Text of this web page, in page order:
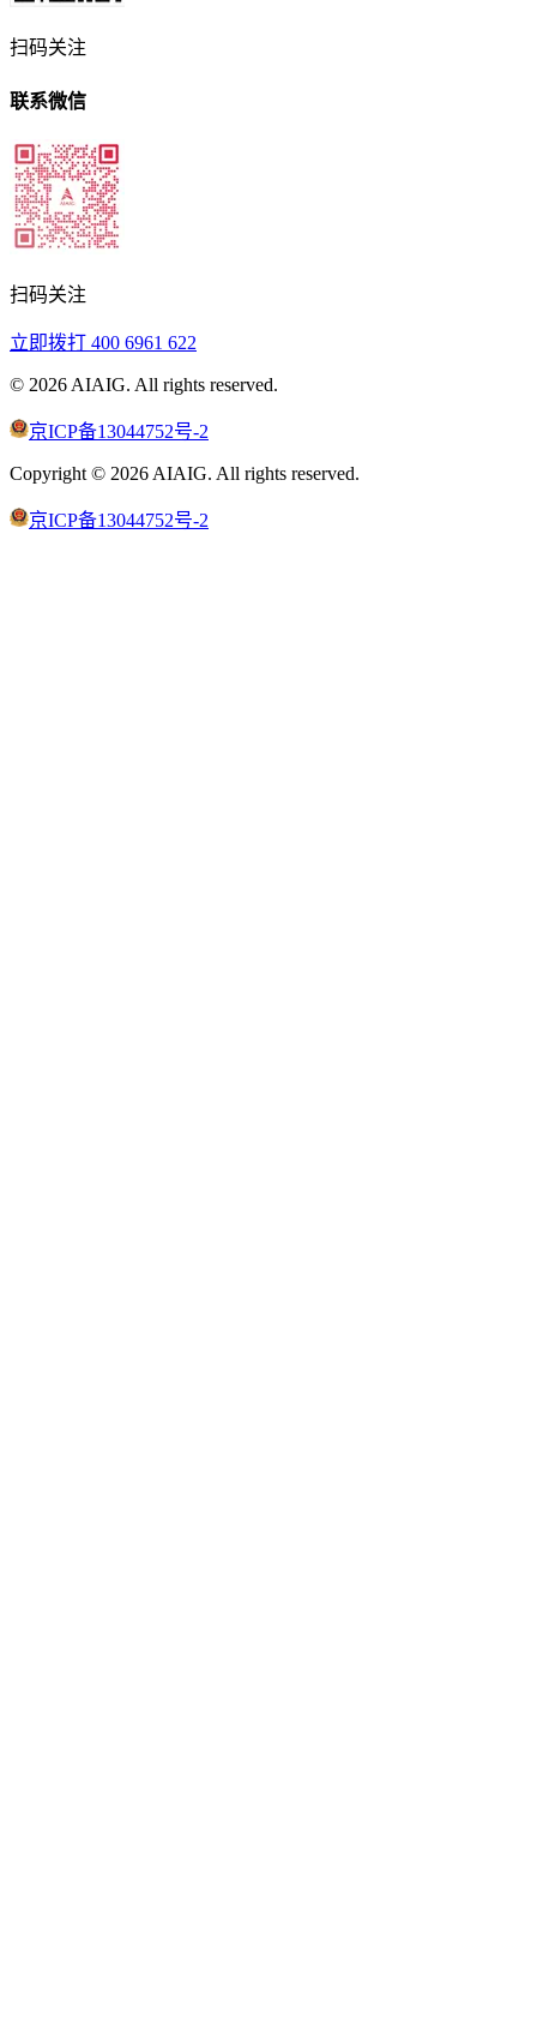
扫码关注
联系微信
扫码关注
立即拨打 400 6961 622
© 2026 AIAIG. All rights reserved.
京ICP备13044752号-2
Copyright © 2026 AIAIG. All rights reserved.
京ICP备13044752号-2